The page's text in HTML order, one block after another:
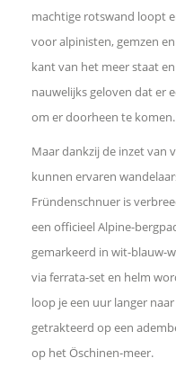
i
n
e
d
machtige rotswand loopt
voor alpinisten, gemzen
kant van het meer staat
nauwelijks geloven dat er
om er doorheen te komen.
Maar dankzij de inzet van
kunnen ervaren
Fründenschnuer is
een officieel Alpine-
gemarkeerd in wit-blauw-
via ferrata-set en helm
loop je een uur langer
getrakteerd op een
op het Öschinen-meer.